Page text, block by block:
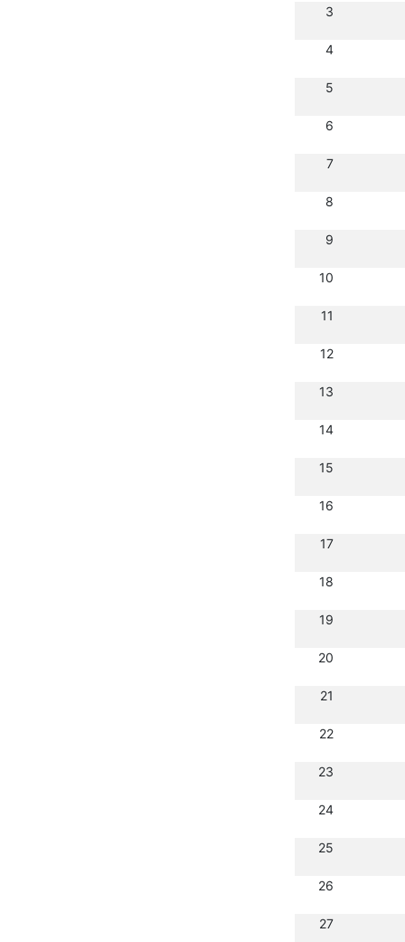
3
4
5
6
7
8
9
10
11
12
13
14
15
16
17
18
19
20
21
22
23
24
25
26
27